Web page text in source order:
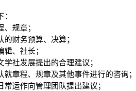
规章；
的财务预算、决算；
辑、社长；
学社发展提出的合理建议；
就章程、规章及其他事件进行的咨询；
常运作向管理团队提出建议；